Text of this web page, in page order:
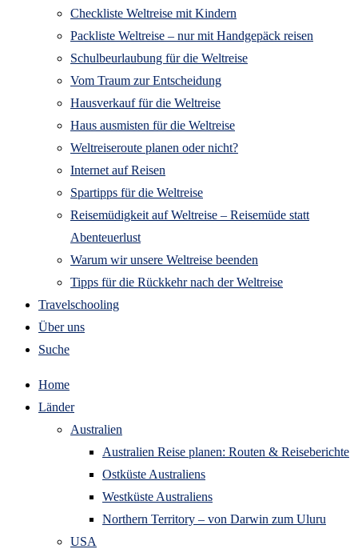
Checkliste Weltreise mit Kindern
Packliste Weltreise – nur mit Handgepäck reisen
Schulbeurlaubung für die Weltreise
Vom Traum zur Entscheidung
Hausverkauf für die Weltreise
Haus ausmisten für die Weltreise
Weltreiseroute planen oder nicht?
Internet auf Reisen
Spartipps für die Weltreise
Reisemüdigkeit auf Weltreise – Reisemüde statt
Abenteuerlust
Warum wir unsere Weltreise beenden
Tipps für die Rückkehr nach der Weltreise
Travelschooling
Über uns
Suche
Home
Länder
Australien
Australien Reise planen: Routen & Reiseberichte
Ostküste Australiens
Westküste Australiens
Northern Territory – von Darwin zum Uluru
USA